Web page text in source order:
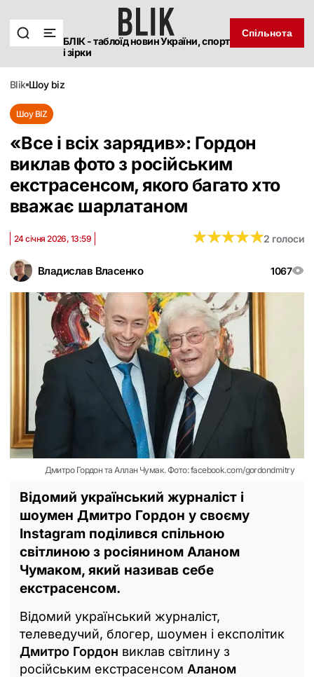
БЛІК - таблоїд новин України, спорт
і зірки
Спільнота
blik шоу biz
Шоу BIZ
«Все і всіх зарядив»: Гордон
виклав фото з російським
екстрасенсом, якого багато хто
вважає шарлатаном
Владислав Власенко 1067
24 січня 2026, 13:59 ★★★★★
★★★★★2 голоси
Дмитро Гордон та Аллан Чумак. Фото: facebook.com/gordondmitry
Відомий український журналіст і
шоумен Дмитро Гордон у своєму
Instagram поділився спільною
світлиною з росіянином Аланом
Чумаком, який називав себе
екстрасенсом.
Відомий український журналіст,
телеведучий, блогер, шоумен і експолітик
Дмитро Гордон виклав світлину з
російським екстрасенсом Аланом